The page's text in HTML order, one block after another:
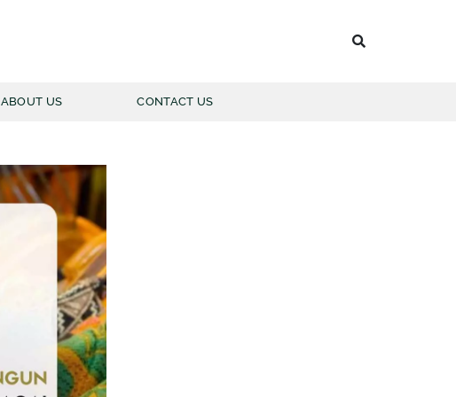
KEMEJA BATIK PRIA
BATIK LENGAN PANJANG
BATIK LENGAN PENDEK
ABOUT US CONTACT US